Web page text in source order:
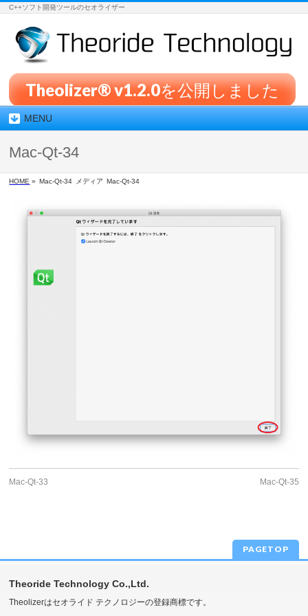
C++ソフト開発ツールのセオライザー
Theolizer® v1.2.0を公開しました
MENU
Mac-Qt-34
HOME » Mac-Qt-34 メディア Mac-Qt-34
Mac-Qt-33 Mac-Qt-35
PAGETOP
Theoride Technology Co.,Ltd.
Theolizerはセオライド テクノロジーの登録商標です。